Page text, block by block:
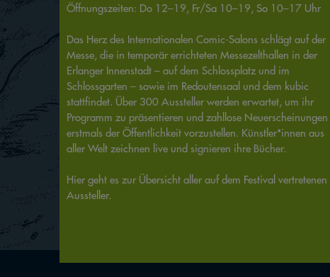
Öffnungszeiten: Do 12–19, Fr/Sa 10–19, So 10–17 Uhr
Das Herz des Internationalen Comic-Salons schlägt auf der
Messe, die in temporär errichteten Messezelthallen in der
Erlanger Innenstadt – auf dem Schlossplatz und im
Schlossgarten – sowie im Redoutensaal und dem kubic
stattfindet. Über 300 Aussteller werden erwartet, um ihr
Programm zu präsentieren und zahllose Neuerscheinungen
erstmals der Öffentlichkeit vorzustellen. Künstler*innen aus
aller Welt zeichnen live und signieren ihre Bücher.
Hier geht es zur Übersicht aller auf dem Festival vertretenen